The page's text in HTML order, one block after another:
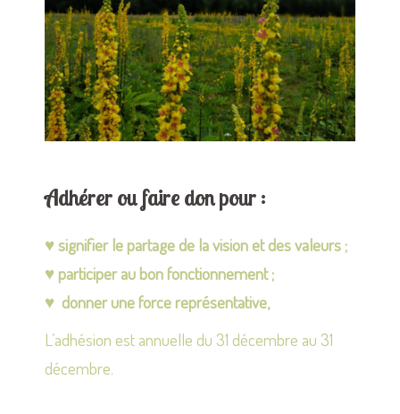
Adhérer ou faire don pour :
♥ signifier le partage de la vision et des valeurs ;
♥ participer au bon fonctionnement ;
♥ donner une force représentative,
L’adhésion est annuelle du 31 décembre au 31
décembre.